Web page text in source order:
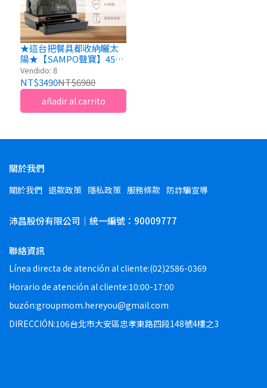
★這台把餐具都收納曬太
陽★【SAMPO聲寶】45L
三層紫外線烘碗機 KB-
LA45U
Vendido: 8
NT$3490NT$6980
añadir al carrito
關於我們
關於我們 退款政策 隱私政策 服務條款 防詐騙宣導
沛昌股份有限公司｜統一編號：90009777
聯絡資訊
Línea directa de atención al cliente:(02)2586-0369
Horario de atención al cliente:10:00-17:00
buzón:groupmom.hereyou@gmail.com
DIRECCIÓN:106台北市大安區忠孝東路四段148號4樓之3